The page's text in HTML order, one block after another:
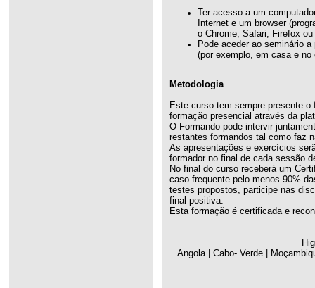
Ter acesso a um
Internet e um browser
o Chrome, Safari, Firefox
Pode aceder ao seminário
(por exemplo, em casa e
Metodologia
Este curso tem sempre presente o
formação presencial através da
O Formando pode intervir
restantes formandos tal como faz
As apresentações e exercícios
formador no final de cada sessão
No final do curso receberá um
caso frequente pelo menos 90%
testes propostos, participe nas
final positiva.
Esta formação é certificada e
Angola | Cabo- Verde |